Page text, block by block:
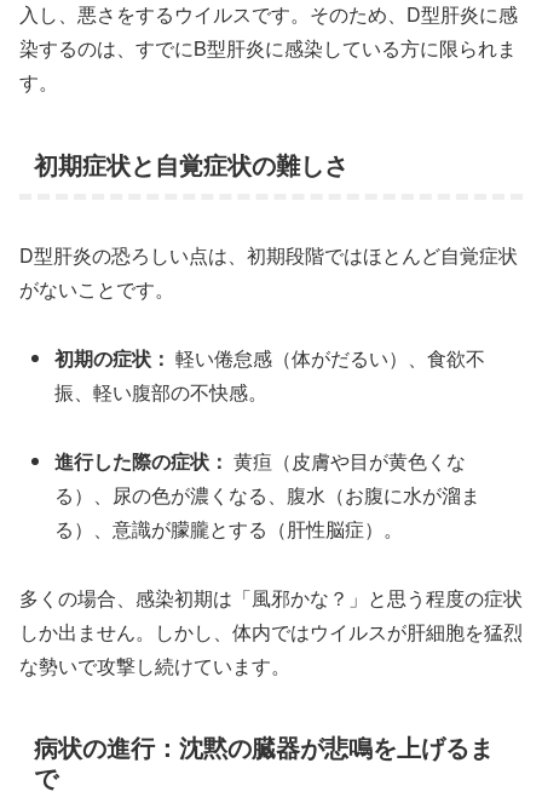
入し、悪さをするウイルスです。そのため、D型肝炎に感
染するのは、すでにB型肝炎に感染している方に限られま
す。
初期症状と自覚症状の難しさ
D型肝炎の恐ろしい点は、初期段階ではほとんど自覚症状
がないことです。
初期の症状： 軽い倦怠感（体がだるい）、食欲不
振、軽い腹部の不快感。
進行した際の症状： 黄疸（皮膚や目が黄色くな
る）、尿の色が濃くなる、腹水（お腹に水が溜ま
る）、意識が朦朧とする（肝性脳症）。
多くの場合、感染初期は「風邪かな？」と思う程度の症状
しか出ません。しかし、体内ではウイルスが肝細胞を猛烈
な勢いで攻撃し続けています。
病状の進行：沈黙の臓器が悲鳴を上げるま
で